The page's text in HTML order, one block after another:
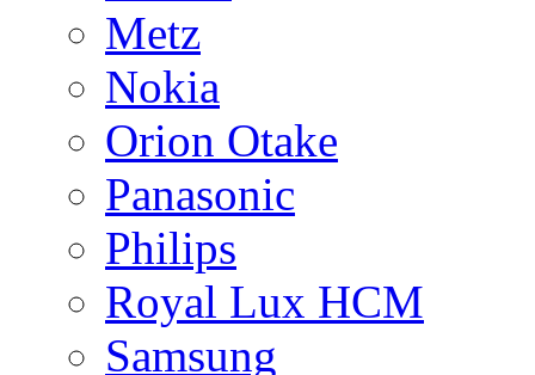
Metz
Nokia
Orion Otake
Panasonic
Philips
Royal Lux HCM
Samsung